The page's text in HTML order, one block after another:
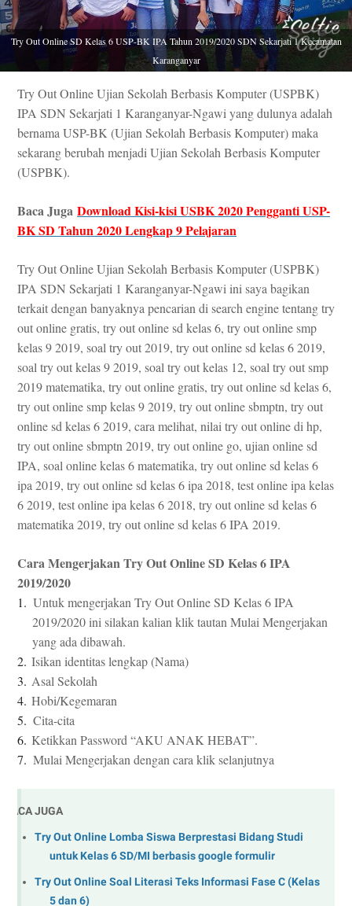
Try Out Online SD Kelas 6 USP-BK IPA Tahun 2019/2020 SDN Sekarjati 1 Kecamatan
Karanganyar
Try Out Online Ujian Sekolah Berbasis Komputer (USPBK)
IPA SDN Sekarjati 1 Karanganyar-Ngawi yang dulunya adalah
bernama USP-BK (Ujian Sekolah Berbasis Komputer) maka
sekarang berubah menjadi Ujian Sekolah Berbasis Komputer
(USPBK).
Baca Juga Download Kisi-kisi USBK 2020 Pengganti USP-
BK SD Tahun 2020 Lengkap 9 Pelajaran
Try Out Online Ujian Sekolah Berbasis Komputer (USPBK)
IPA SDN Sekarjati 1 Karanganyar-Ngawi ini saya bagikan
terkait dengan banyaknya pencarian di search engine tentang try
out online gratis, try out online sd kelas 6, try out online smp
kelas 9 2019, soal try out 2019, try out online sd kelas 6 2019,
soal try out kelas 9 2019, soal try out kelas 12, soal try out smp
2019 matematika, try out online gratis, try out online sd kelas 6,
try out online smp kelas 9 2019, try out online sbmptn, try out
online sd kelas 6 2019, cara melihat, nilai try out online di hp,
try out online sbmptn 2019, try out online go, ujian online sd
IPA, soal online kelas 6 matematika, try out online sd kelas 6
ipa 2019, try out online sd kelas 6 ipa 2018, test online ipa kelas
6 2019, test online ipa kelas 6 2018, try out online sd kelas 6
matematika 2019, try out online sd kelas 6 IPA 2019.
Cara Mengerjakan Try Out Online SD Kelas 6 IPA
2019/2020
1. Untuk mengerjakan Try Out Online SD Kelas 6 IPA
2019/2020 ini silakan kalian klik tautan Mulai Mengerjakan
yang ada dibawah.
2. Isikan identitas lengkap (Nama)
3. Asal Sekolah
4. Hobi/Kegemaran
5. Cita-cita
6. Ketikkan Password “AKU ANAK HEBAT”.
7. Mulai Mengerjakan dengan cara klik selanjutnya
BACA JUGA
Try Out Online Lomba Siswa Berprestasi Bidang Studi
untuk Kelas 6 SD/MI berbasis google formulir
Try Out Online Soal Literasi Teks Informasi Fase C (Kelas
5 dan 6)